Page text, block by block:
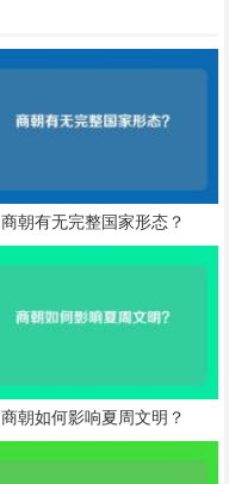
商朝有无完整国家形态？
商朝如何影响夏周文明？